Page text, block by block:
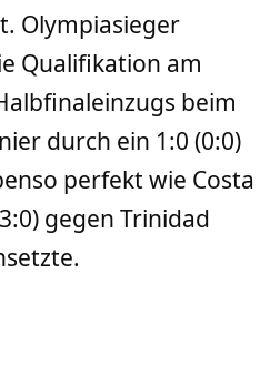
Olympiasieger
Qualifikation am
beim
durch ein 1:0 (0:0)
perfekt wie Costa
gegen Trinidad